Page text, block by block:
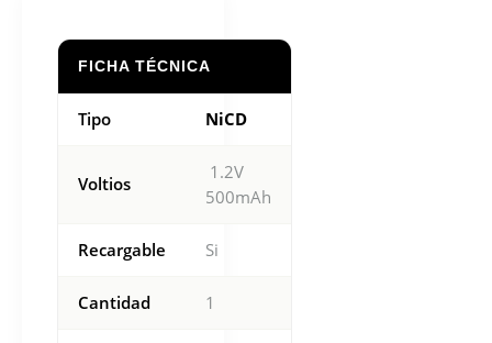
FICHA TÉCNICA
Tipo NiCD
Voltios
1.2V
500mAh
Recargable Si
Cantidad 1